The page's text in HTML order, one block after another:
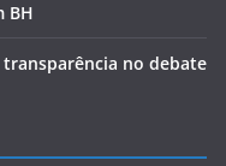
BH
no debate